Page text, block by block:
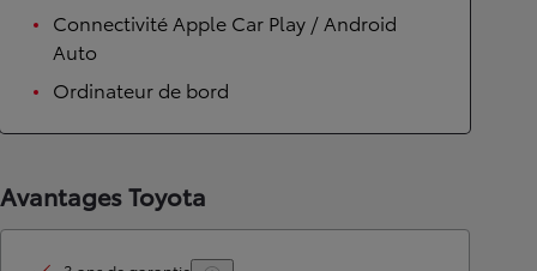
Connectivité Apple Car Play / Android
Auto
Ordinateur de bord
Avantages Toyota